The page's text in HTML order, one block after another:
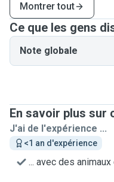
Montrer tout
Ce que les gens
Note globale
En savoir plus sur
J'ai de l'expérience ...
<1 an d'expérience
... avec des